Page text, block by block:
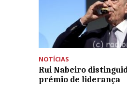
NOTÍCIAS
Rui Nabeiro
prémio de liderança